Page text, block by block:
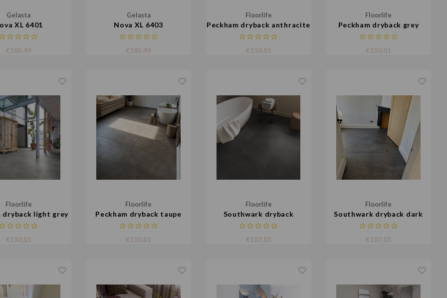
Gelasta
XL 6401
€185,49
Gelasta
Nova XL 6403
€185,49
Floorlife
Peckham dryback anthracite
€130,01
Floorlife
Peckham dryback grey
€130,01
Floorlife
dryback light grey
€130,01
Floorlife
Peckham dryback taupe
€130,01
Floorlife
Southwark dryback
anthracite
€107,03
Floorlife
Southwark dryback dark
grey
€107,03